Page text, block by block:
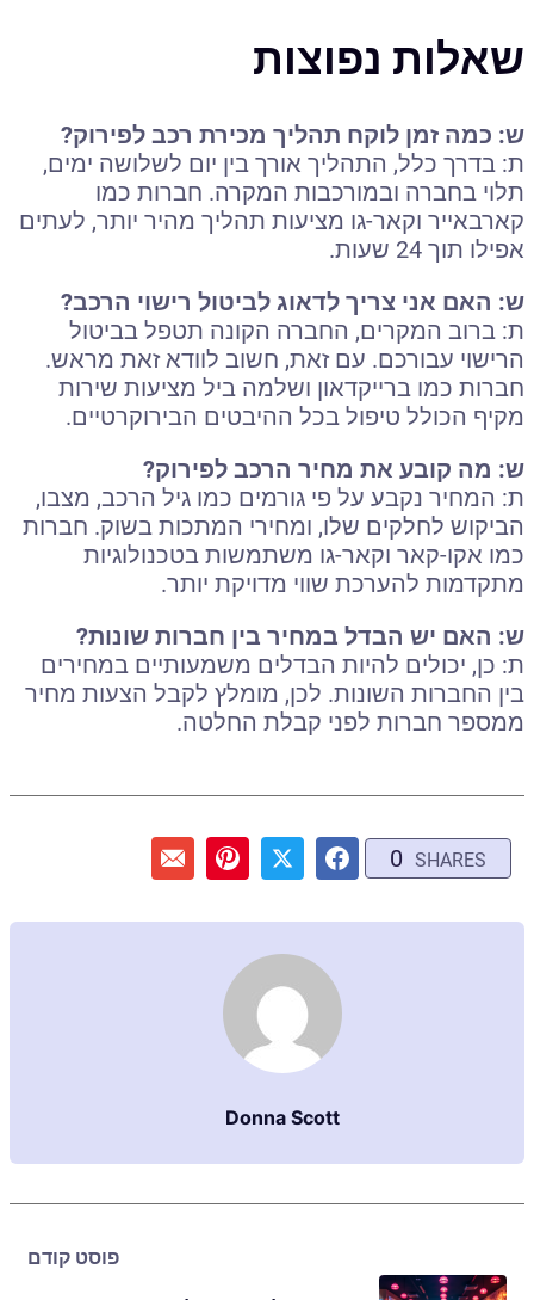
שאלות נפוצות
ש: כמה זמן לוקח תהליך מכירת רכב לפירוק?
ת: בדרך כלל, התהליך אורך בין יום לשלושה ימים,
תלוי בחברה ובמורכבות המקרה. חברות כמו
קארבאייר וקאר-גו מציעות תהליך מהיר יותר, לעתים
אפילו תוך 24 שעות.
ש: האם אני צריך לדאוג לביטול רישוי הרכב?
ת: ברוב המקרים, החברה הקונה תטפל בביטול
הרישוי עבורכם. עם זאת, חשוב לוודא זאת מראש.
חברות כמו ברייקדאון ושלמה ביל מציעות שירות
מקיף הכולל טיפול בכל ההיבטים הבירוקרטיים.
ש: מה קובע את מחיר הרכב לפירוק?
ת: המחיר נקבע על פי גורמים כמו גיל הרכב, מצבו,
הביקוש לחלקים שלו, ומחירי המתכות בשוק. חברות
כמו אקו-קאר וקאר-גו משתמשות בטכנולוגיות
מתקדמות להערכת שווי מדויקת יותר.
ש: האם יש הבדל במחיר בין חברות שונות?
ת: כן, יכולים להיות הבדלים משמעותיים במחירים
בין החברות השונות. לכן, מומלץ לקבל הצעות מחיר
ממספר חברות לפני קבלת החלטה.
0 SHARES
Donna Scott
פוסט קודם